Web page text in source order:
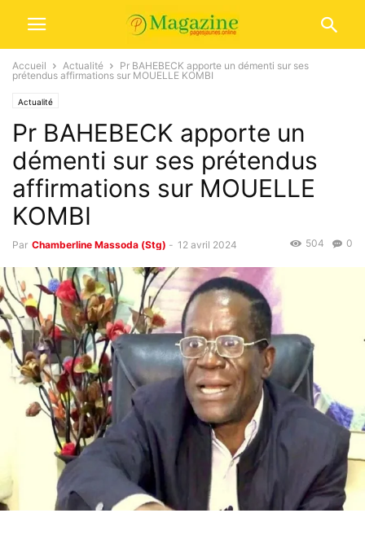
Accueil Actualité
Pr BAHEBECK apporte un démenti sur ses
prétendus affirmations sur MOUELLE KOMBI
Actualité
Pr BAHEBECK apporte un
démenti sur ses prétendus
affirmations sur MOUELLE
KOMBI
Par Chamberline Massoda (Stg) - 12 avril 2024 0
504